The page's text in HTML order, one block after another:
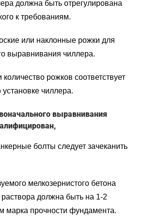
должна быть отрегулирована
к требованиям.
или наклонные рожки для
выравнивания чиллера.
рожков соответствует
чиллера.
выравнивания
болты следует зачеканить
мелкозернистого бетона
должна быть на 1-2
марка прочности фундамента.